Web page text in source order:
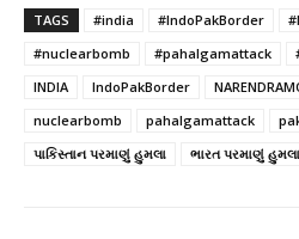
TAGS #india #IndoPakBorder
#nuclearbomb
#pahalgamattack
INDIA
IndoPakBorder
nuclearbomb
pahalgamattack
પાકિસ્તાન પરમાણું હુમલા
ભારત પરમાણું હુમલા